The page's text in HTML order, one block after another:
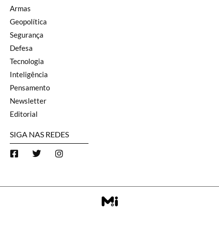
Armas
Geopolítica
Segurança
Defesa
Tecnologia
Inteligência
Pensamento
Newsletter
Editorial
SIGA NAS REDES